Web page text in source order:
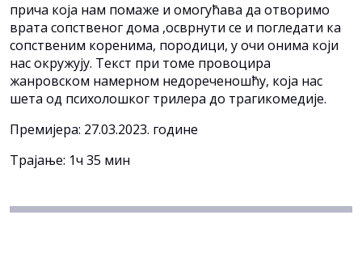
прича која нам помаже и омогућава да отворимо
врата сопственог дома ,осврнути се и погледати ка
сопственим коренима, породици, у очи онима који
нас окружују. Текст при томе провоцира
жанровском намерном недореченошћу, која нас
шета од психолошког трилера до трагикомедије.
Премијера: 27.03.2023. године
Трајање: 1ч 35 мин